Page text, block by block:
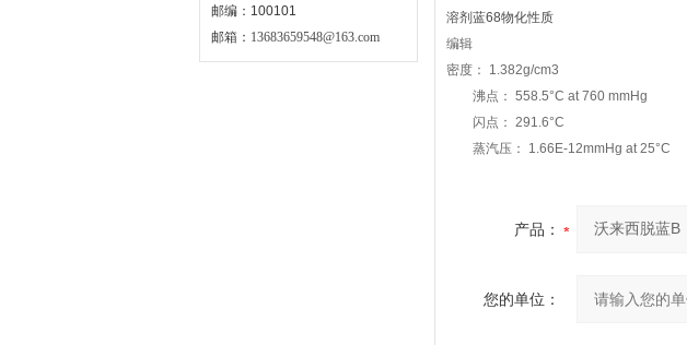
邮编：100101
邮箱： 13683659548@163.com
溶剂蓝68物化性质
编辑
密度： 1.382g/cm3
沸点： 558.5°C at 760 mmHg
闪点： 291.6°C
蒸汽压： 1.66E-12mmHg at 25°C
产品：
您的单位：